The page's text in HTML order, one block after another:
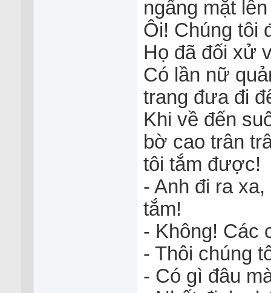
ngẩng mặt
Ôi! Chúng tôi
Họ đã đối xử
Có lần nữ
trang đưa đi
Khi về đến
bờ cao trân
tôi tắm được!
- Anh đi ra
tắm!
- Không! Các
- Thôi chúng
- Có gì đâu